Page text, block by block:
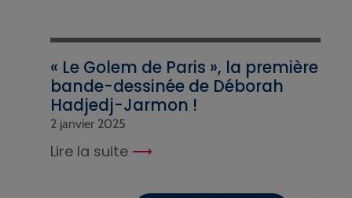
« Le Golem de Paris », la première
bande-dessinée de Déborah
Hadjedj-Jarmon !
2 janvier 2025
Lire la suite